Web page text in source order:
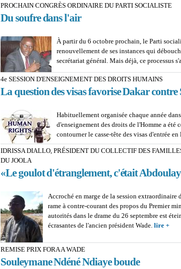
PROCHAIN CONGRÈS ORDINAIRE DU PARTI SOCIALISTE
Du soufre dans l'air
À partir du 6 octobre prochain, le Parti
renouvellement de ses instances qui
secrétariat général. Mais déjà, ce processus
4e SESSION D'ENSEIGNEMENT DES DROITS HUMAINS
La question des visas favorise Dakar
Habituellement organisée chaque année
d'enseignement des droits de l'Homme a été
contourner le casse-tête des visas d'entrée en
IDRISSA DIALLO, PRÉSIDENT DU COLLECTIF DES
DU JOOLA
«Le goulot d'étranglement, c'était
Accroché en marge de la session extraordinaire
rame à contre-courant des propos du Premier
autorités dans le drame du 26 septembre est
écrasantes de l'ancien président Wade. lire +
REMISE PRIX FORA A WADE
Souleymane Ndéné Ndiaye boude